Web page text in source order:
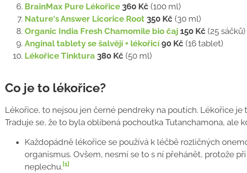
BrainMax Pure Lékořice 360 Kč (100 ml)
Nature's Answer Licorice Root 350 Kč (30 ml)
Organic India Fresh Chamomile bio čaj 150 Kč (25 sáčků)
Anginal tablety se šalvějí + lékořicí 90 Kč (16 tablet)
Lékořice Tinktura 380 Kč (50 ml)
Co je to lékořice?
Lékořice, to nejsou jen černé pendreky na poutích. Lékořice
Traduje se, že to byla oblíbená pochoutka Tutanchamona, ale
Každopádně lékořice se používá k léčbě rozličných
organismus. Ovšem, nesmí se to s ní přehánět, protože
neplechu. [1]